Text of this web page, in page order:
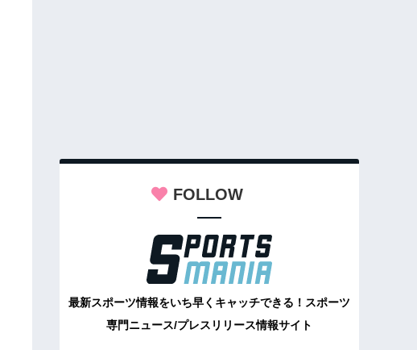
FOLLOW
最新スポーツ情報をいち早くキャッチできる！スポーツ
専門ニュース/プレスリリース情報サイト